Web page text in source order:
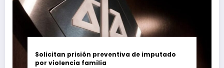
Solicitan prisión preventiva de imputado
por violencia familia